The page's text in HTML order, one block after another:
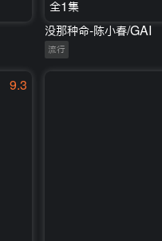
全1集
没那种命-陈小春/GAI
流行
9.3